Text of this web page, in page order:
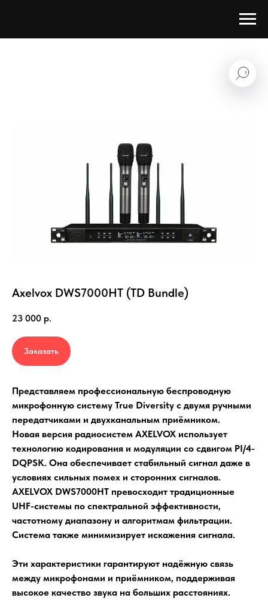
Axelvox DWS7000HT (TD Bundle)
23 000 р.
Заказать
Представляем профессиональную беспроводную
микрофонную систему True Diversity с двумя ручными
передатчиками и двухканальным приёмником.
Новая версия радиосистем AXELVOX использует
технологию кодирования и модуляции со сдвигом PI/4-
DQPSK. Она обеспечивает стабильный сигнал даже в
условиях сильных помех и сторонних сигналов.
AXELVOX DWS7000HT превосходит традиционные
UHF-системы по спектральной эффективности,
частотному диапазону и алгоритмам фильтрации.
Система также минимизирует искажения сигнала.
Эти характеристики гарантируют надёжную связь
между микрофонами и приёмником, поддерживая
высокое качество звука на больших расстояниях.